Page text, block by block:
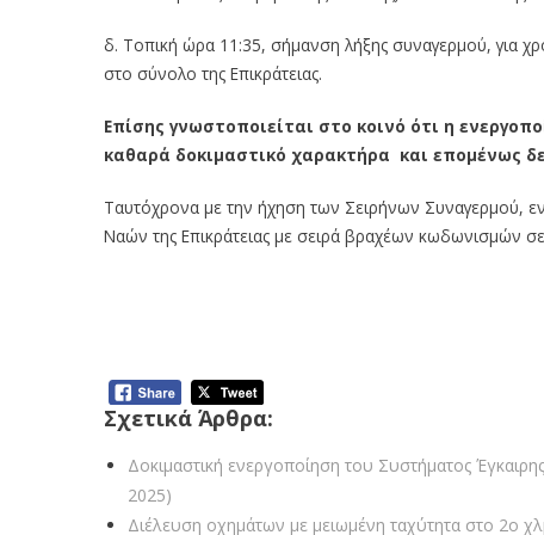
δ. Τοπική ώρα 11:35, σήμανση λήξης συναγερμού, για
στο σύνολο της Επικράτειας.
Επίσης γνωστοποιείται στο κοινό ότι η
καθαρά δοκιμαστικό χαρακτήρα και επομένως
Ταυτόχρονα με την ήχηση των Σειρήνων Συναγερμού,
Ναών της Επικράτειας με σειρά βραχέων κωδωνισμών
Σχετικά Άρθρα:
Δοκιμαστική ενεργοποίηση του Συστήματος
2025)
Διέλευση οχημάτων με μειωμένη ταχύτητα στο 2ο